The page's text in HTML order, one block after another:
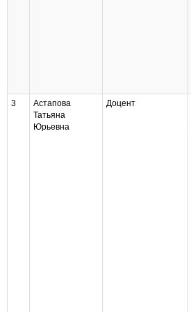
3
Астапова
Татьяна
Юрьевна
Доцент